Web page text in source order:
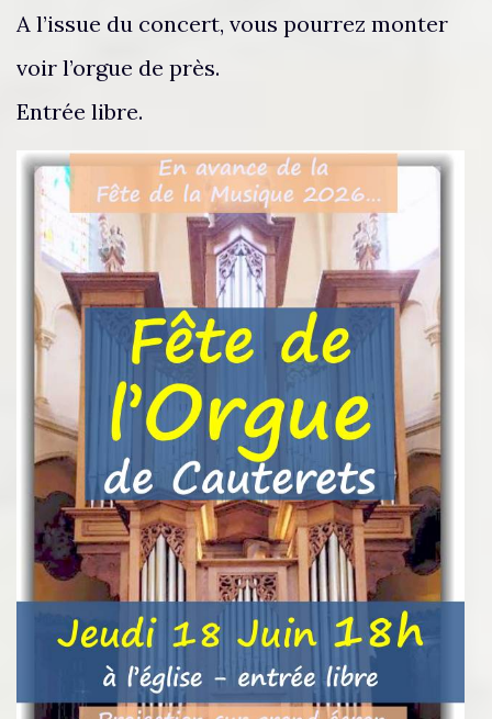
A l’issue du concert, vous pourrez monter
voir l’orgue de près.
Entrée libre.